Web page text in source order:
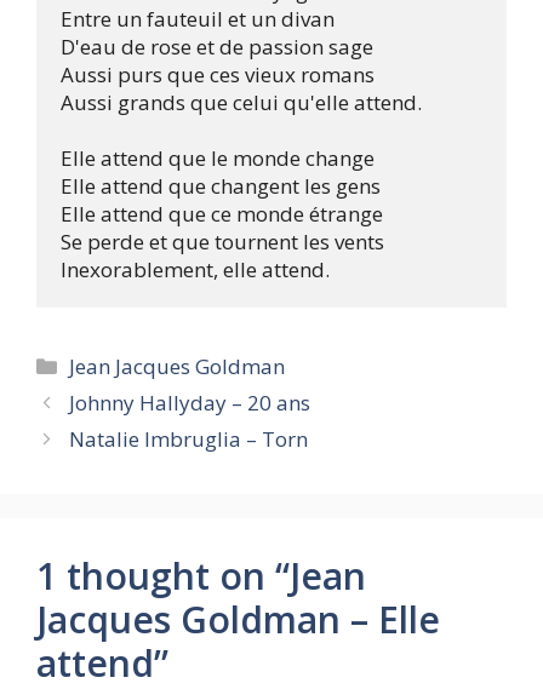
Entre un fauteuil et un divan
D'eau de rose et de passion sage
Aussi purs que ces vieux romans
Aussi grands que celui qu'elle attend.
Elle attend que le monde change
Elle attend que changent les gens
Elle attend que ce monde étrange
Se perde et que tournent les vents
Categories
Jean Jacques Goldman
Johnny Hallyday – 20 ans
Natalie Imbruglia – Torn
1 thought on “Jean
Jacques Goldman – Elle
attend”